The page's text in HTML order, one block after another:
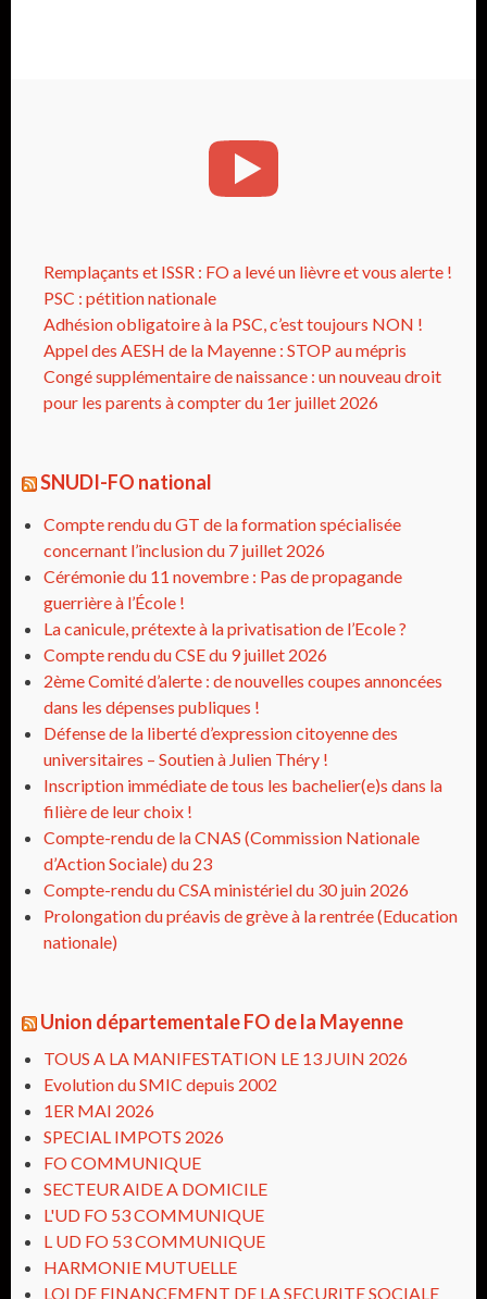
Remplaçants et ISSR : FO a levé un lièvre et vous alerte !
PSC : pétition nationale
Adhésion obligatoire à la PSC, c’est toujours NON !
Appel des AESH de la Mayenne : STOP au mépris
Congé supplémentaire de naissance : un nouveau droit
pour les parents à compter du 1er juillet 2026
SNUDI-FO national
Compte rendu du GT de la formation spécialisée
concernant l’inclusion du 7 juillet 2026
Cérémonie du 11 novembre : Pas de propagande
guerrière à l’École !
La canicule, prétexte à la privatisation de l’Ecole ?
Compte rendu du CSE du 9 juillet 2026
2ème Comité d’alerte : de nouvelles coupes annoncées
dans les dépenses publiques !
Défense de la liberté d’expression citoyenne des
universitaires – Soutien à Julien Théry !
Inscription immédiate de tous les bachelier(e)s dans la
filière de leur choix !
Compte-rendu de la CNAS (Commission Nationale
d’Action Sociale) du 23
Compte-rendu du CSA ministériel du 30 juin 2026
Prolongation du préavis de grève à la rentrée (Education
nationale)
Union départementale FO de la Mayenne
TOUS A LA MANIFESTATION LE 13 JUIN 2026
Evolution du SMIC depuis 2002
1ER MAI 2026
SPECIAL IMPOTS 2026
FO COMMUNIQUE
SECTEUR AIDE A DOMICILE
L'UD FO 53 COMMUNIQUE
L UD FO 53 COMMUNIQUE
HARMONIE MUTUELLE
LOI DE FINANCEMENT DE LA SECURITE SOCIALE